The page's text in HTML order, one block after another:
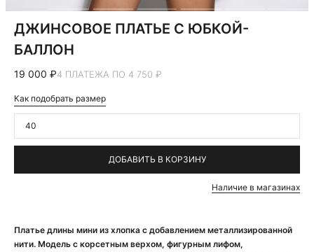
Платье длины мини из хлопка с добавлением металлизированной
нити. Модель с корсетным верхом, фигурным лифом,
ДЖИНСОВОЕ ПЛАТЬЕ С ЮБКОЙ-
БАЛЛОН
19 000 ₽4 ПЛАТЕЖА ПО 4 750 ₽
Как подобрать размер
40
ДОБАВИТЬ В КОРЗИНУ
Наличие в магазинах